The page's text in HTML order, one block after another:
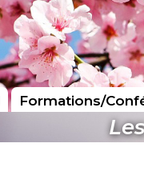
Formations/